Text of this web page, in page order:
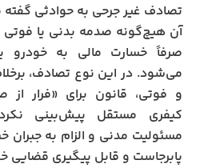
تصادف غیر جرحی به حوادثی
آن هیچ‌گونه صدمه بدنی یا
صرفاً خسارت مالی به خودرو
می‌شود. در این نوع تصادف،
و فوتی، قانون برای «فرار از
کیفری مستقل پیش‌بینی
مسئولیت مدنی و الزام به جبران
پابرجاست و قابل پیگیری قضایی